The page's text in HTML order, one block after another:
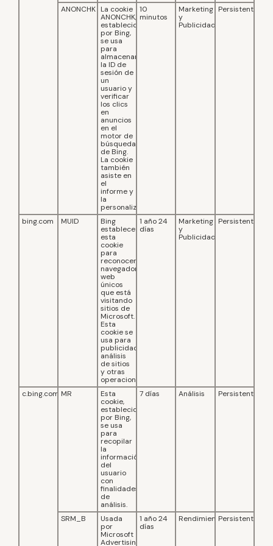
ANONCHK La cookie
ANONCHK,
establecida
por Bing,
se usa
para
almacenar
la ID de
sesión de
un
usuario y
verificar
los clics
en
anuncios
en el
motor de
búsqueda
de Bing.
La cookie
también
asiste en
el
informe y
la
personalización.
10
minutos
Marketing
y
Publicidad
Persistente
bing.com MUID
Bing
establece
esta
cookie
para
reconocer
navegadores
web
únicos
que está
visitando
sitios de
Microsoft.
Esta
cookie se
usa para
publicidad,
análisis
de sitios
y otras
operaciones.
1 año 24
días
Marketing
y
Publicidad
Persistente
c.bing.com MR
Esta
cookie,
establecida
por Bing,
se usa
para
recopilar
la
información
del
usuario
con
finalidades
de
análisis.
7 días Análisis Persistente
SRM_B
Usada
por
Microsoft
Advertising
1 año 24
días
RendimientoPersistente